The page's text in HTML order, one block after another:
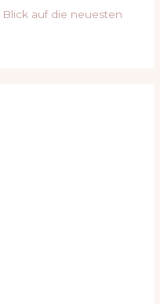
auf die neuesten